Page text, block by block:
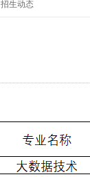
招生动态